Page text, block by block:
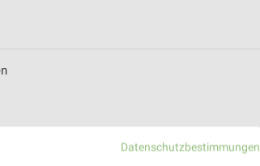
Datenschutzbestimmungen